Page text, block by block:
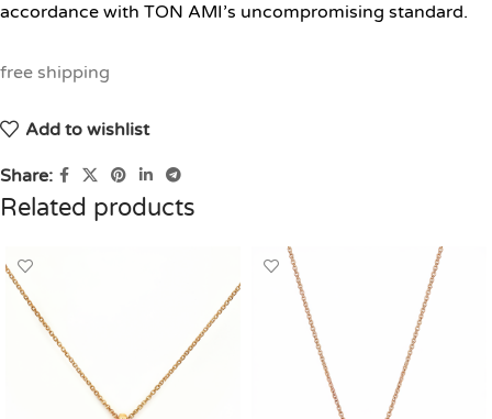
accordance with TON AMI’s uncompromising standard.
free shipping
Add to wishlist
Share:
Related products